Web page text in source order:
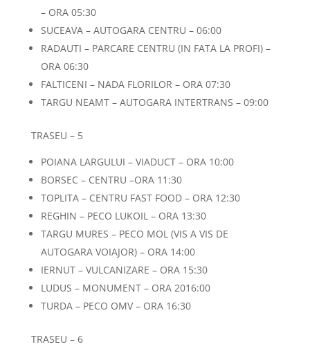
– ORA 05:30
SUCEAVA – AUTOGARA CENTRU – 06:00
RADAUTI – PARCARE CENTRU (IN FATA LA PROFI) –
ORA 06:30
FALTICENI – NADA FLORILOR – ORA 07:30
TARGU NEAMT – AUTOGARA INTERTRANS – 09:00
TRASEU – 5
POIANA LARGULUI – VIADUCT – ORA 10:00
BORSEC – CENTRU –ORA 11:30
TOPLITA – CENTRU FAST FOOD – ORA 12:30
REGHIN – PECO LUKOIL – ORA 13:30
TARGU MURES – PECO MOL (VIS A VIS DE
AUTOGARA VOIAJOR) – ORA 14:00
IERNUT – VULCANIZARE – ORA 15:30
LUDUS – MONUMENT – ORA 2016:00
TURDA – PECO OMV – ORA 16:30
TRASEU – 6